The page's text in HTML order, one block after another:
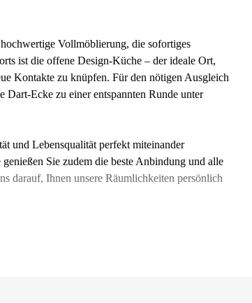
Vollmöblierung, die sofortiges
ist die offene Design-Küche – der ideale Ort,
Kontakte zu knüpfen. Für den nötigen Ausgleich
Dart-Ecke zu einer entspannten Runde unter
und Lebensqualität perfekt miteinander
Sie zudem die beste Anbindung und alle
darauf, Ihnen unsere Räumlichkeiten persönlich